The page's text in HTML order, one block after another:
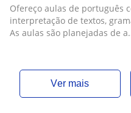
Ofereço aulas de português
interpretação de textos,
As aulas são planejadas de
ver mais